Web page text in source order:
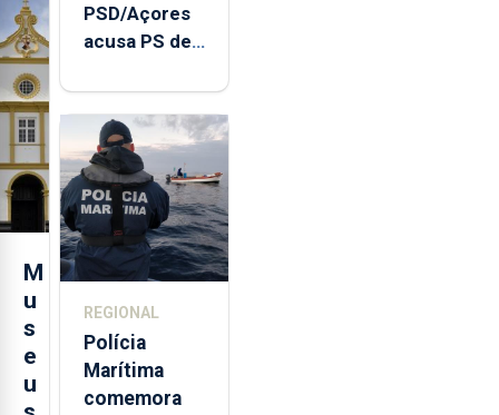
M
u
s
e
u
PSD/Açores
acusa PS de
contraditória"
sobre
evolução
turística
REGIONAL
Polícia
Marítima
comemora